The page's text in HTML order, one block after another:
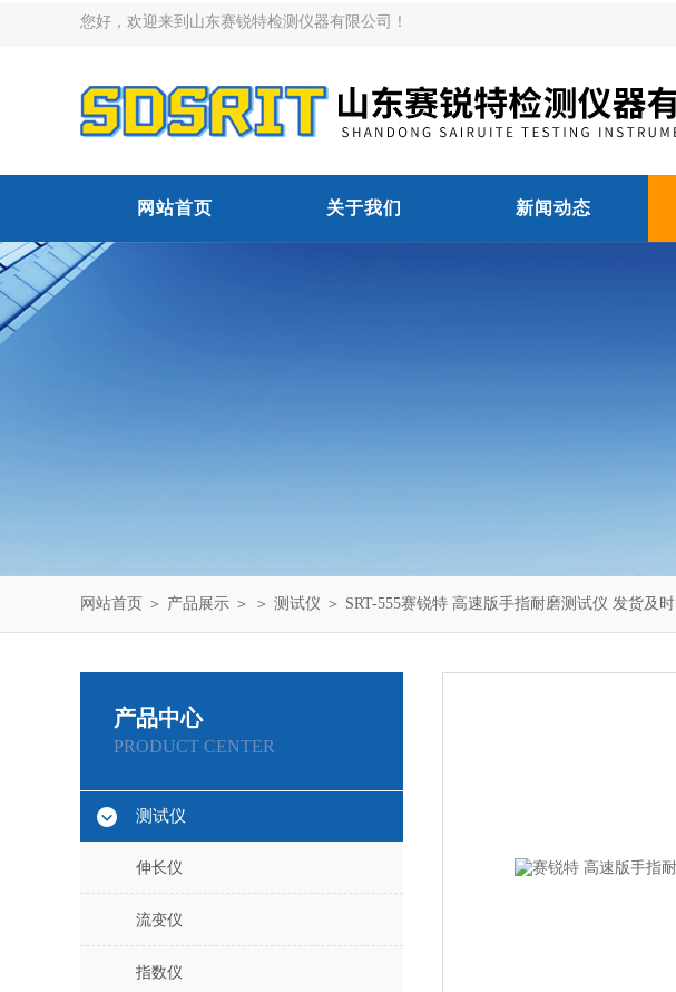
您好，欢迎来到山东赛锐特检测仪器有限公司！
网站首页 关于我们 新闻动态
网站首页 ＞ 产品展示 ＞ ＞ 测试仪 ＞ SRT-555赛锐特 高速版手指耐磨测试仪 发货及时
产品中心
PRODUCT CENTER
测试仪
伸长仪
流变仪
指数仪